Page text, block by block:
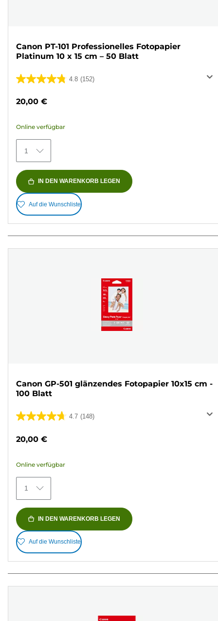
Canon PT-101 Professionelles Fotopapier
Platinum 10 x 15 cm – 50 Blatt
4.8 (152)
4.8
152
Bewertungen
20,00 €
Online verfügbar
1
IN DEN WARENKORB LEGEN
Auf die Wunschliste
Canon GP-501 glänzendes Fotopapier 10x15 cm -
100 Blatt
4.7 (148)
4.7
5
148
Bewertungen
20,00 €
Online verfügbar
1
IN DEN WARENKORB LEGEN
Auf die Wunschliste